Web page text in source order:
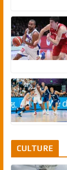
CULTURE